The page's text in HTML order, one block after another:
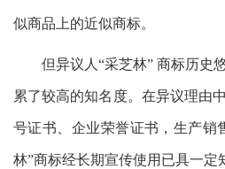
似商品上的近似商标。
但异议人“采芝林” 商标历史
累了较高的知名度。在异议理由
号证书、企业荣誉证书，生产销
林”商标经长期宣传使用已具一定